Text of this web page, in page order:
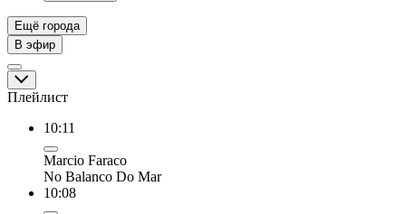
Ещё города
В эфир
Плейлист
10:11
Marcio Faraco
No Balanco Do Mar
10:08